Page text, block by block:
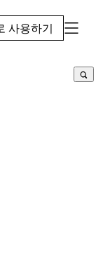
사용하기